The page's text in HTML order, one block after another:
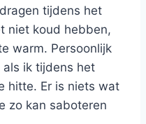
tijdens het
niet koud hebben,
warm. Persoonlijk
als ik tijdens het
hitte. Er is niets wat
zo kan saboteren